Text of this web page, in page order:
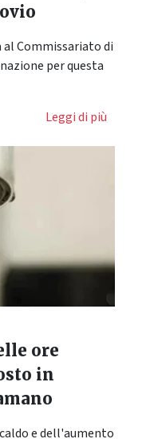
Commissariato di
per questa
Leggi di più
ore
in
e dell'aumento